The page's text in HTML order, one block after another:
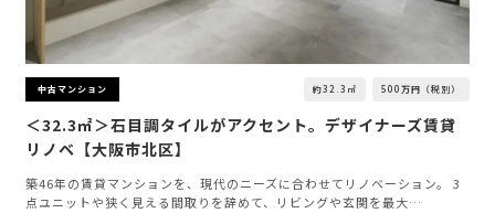
中古マンション 約32.3㎡ 500万円（税別）
＜32.3㎡＞石目調タイルがアクセント。デザイナーズ賃貸
リノベ【大阪市北区】
築46年の賃貸マンションを、現代のニーズに合わせてリノベーション。 3
点ユニットや狭く見える間取りを辞めて、リビングや玄関を最大…